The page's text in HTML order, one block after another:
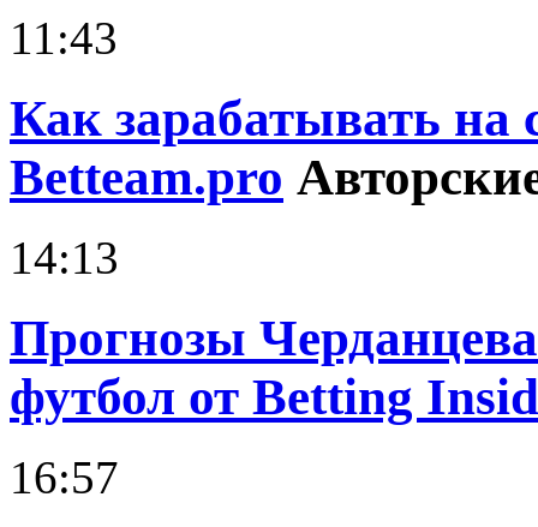
11:43
Как зарабатывать на
Betteam.pro
14:13
Прогнозы
футбол от Betting
16:57